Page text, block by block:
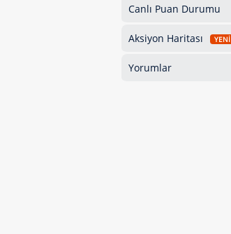
Canlı Puan Durumu
Aksiyon Haritası YENİ
Yorumlar